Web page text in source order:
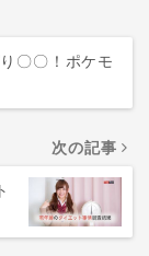
〇〇！ポケモ
次の記事